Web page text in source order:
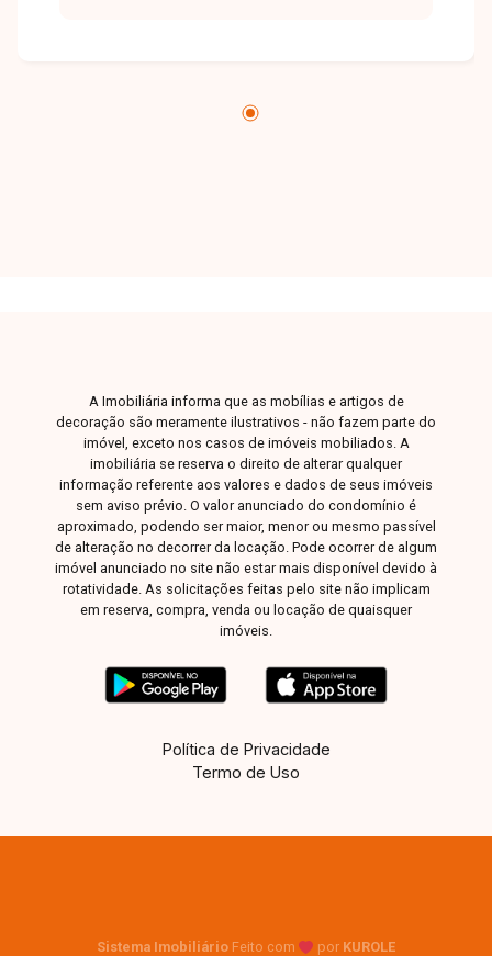
pronta para tirar suas dúvidas e te acompanhar
A Imobiliária informa que as mobílias e artigos de
decoração são meramente ilustrativos - não fazem parte do
imóvel, exceto nos casos de imóveis mobiliados. A
imobiliária se reserva o direito de alterar qualquer
informação referente aos valores e dados de seus imóveis
sem aviso prévio. O valor anunciado do condomínio é
aproximado, podendo ser maior, menor ou mesmo passível
de alteração no decorrer da locação. Pode ocorrer de algum
imóvel anunciado no site não estar mais disponível devido à
rotatividade. As solicitações feitas pelo site não implicam
em reserva, compra, venda ou locação de quaisquer
imóveis.
Política de Privacidade
Termo de Uso
Sistema Imobiliário Feito com por KUROLE